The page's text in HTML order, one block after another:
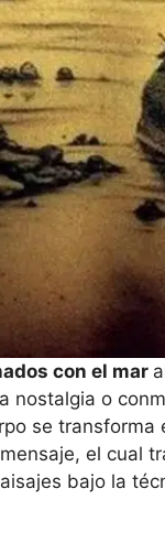
con el mar
nostalgia o
se
el cual
bajo la